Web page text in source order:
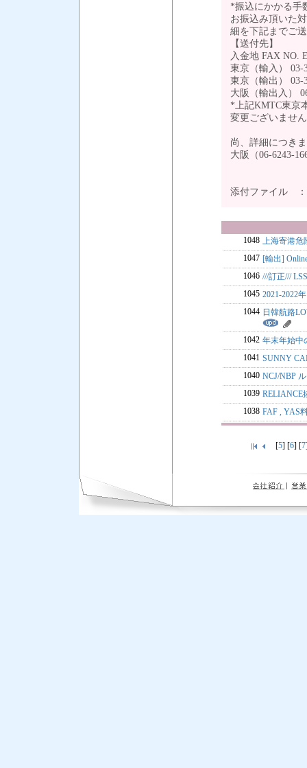
*振込にかかる手
お振込み頂いた
細を下記までご
【送付先】
入金地 FAX NO.
東京（輸入） 03-
東京（輸出） 03-
大阪（輸出入）
*上記KMTC東京
変更ございませ
尚、詳細につき
大阪（06-6243-
添付ファイル
1048 上海寄港危
1047 [輸出]
1046 ///訂正///
1045 2021-2022
1044 日韓航路
1042 年末年始中
1041 SUNNY
1040 NCJ/NBP
1039 RELIANCE
1038 FAF , YAS
[5] [6] [7